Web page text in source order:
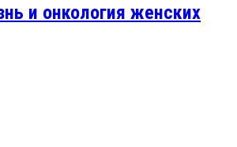
и онкология женских